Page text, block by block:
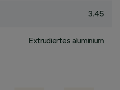
3.45
Extrudiertes aluminium